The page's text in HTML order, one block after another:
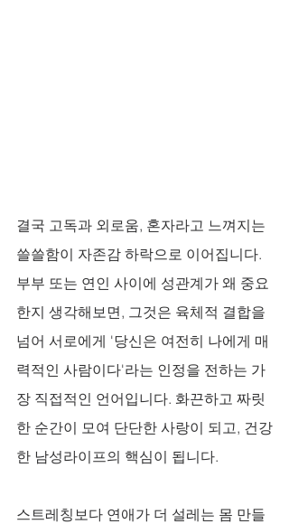
결국 고독과 외로움, 혼자라고 느껴지는
쓸쓸함이 자존감 하락으로 이어집니다.
부부 또는 연인 사이에 성관계가 왜 중요
한지 생각해보면, 그것은 육체적 결합을
넘어 서로에게 '당신은 여전히 나에게 매
력적인 사람이다'라는 인정을 전하는 가
장 직접적인 언어입니다. 화끈하고 짜릿
한 순간이 모여 단단한 사랑이 되고, 건강
한 남성라이프의 핵심이 됩니다.
스트레칭보다 연애가 더 설레는 몸 만들